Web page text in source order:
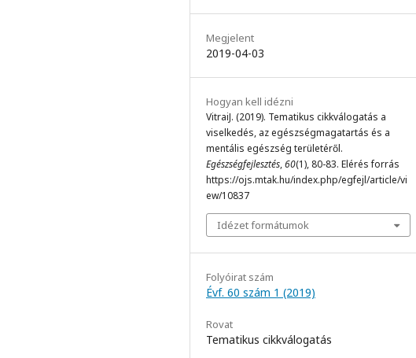
Megjelent
2019-04-03
Hogyan kell idézni
VitraiJ. (2019). Tematikus cikkválogatás a
viselkedés, az egészségmagatartás és a
mentális egészség területéről.
Egészségfejlesztés,60(1), 80-83. Elérés forrás
https://ojs.mtak.hu/index.php/egfejl/article/vi
ew/10837
Idézet formátumok
Folyóirat szám
Évf. 60 szám 1 (2019)
Rovat
Tematikus cikkválogatás